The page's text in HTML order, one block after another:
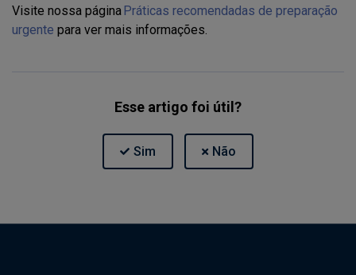
Visite nossa página Práticas recomendadas de preparação
urgente para ver mais informações.
Esse artigo foi útil?